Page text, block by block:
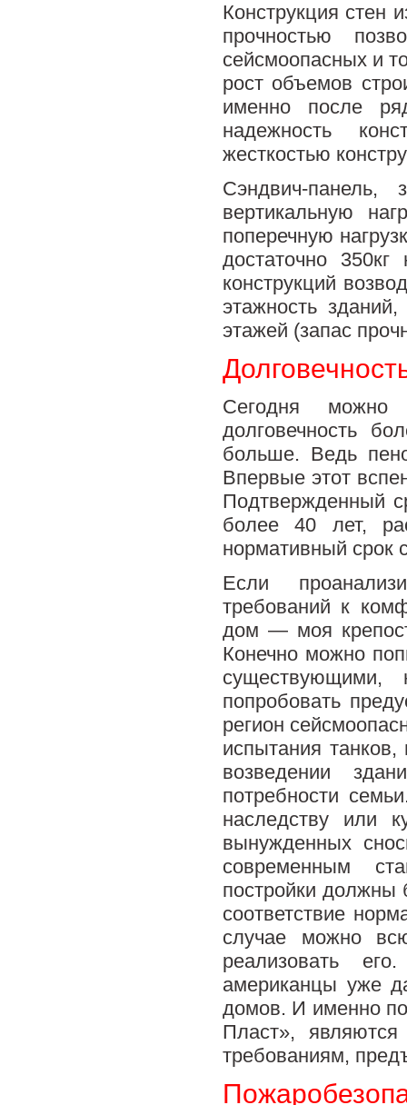
Конструкция стен
прочностью
сейсмоопасных и
рост объемов
именно после
надежность
жесткостью
Сэндвич-панель,
вертикальную
поперечную
достаточно
конструкций
этажность
этажей (запас
Сегодня можно
долговечность
больше. Ведь
Впервые этот
Подтвержденный
более 40 лет,
нормативный срок
Если
требований к
дом — моя
Конечно можно
существующими,
попробовать
регион
испытания
возведении
потребности
наследству или
вынужденных
современным
постройки должны
соответствие
случае можно
реализовать
американцы уже
домов. И именно
Пласт»,
требованиям,